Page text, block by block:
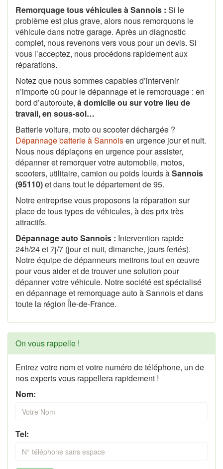
Remorquage tous véhicules à Sannois : Si le
problème est plus grave, alors nous remorquons le
véhicule dans notre garage. Après un diagnostic
complet, nous revenons vers vous pour un devis. Si
vous l’acceptez, nous procédons rapidement aux
réparations.
Notez que nous sommes capables d’intervenir
n’importe où pour le dépannage et le remorquage : en
bord d’autoroute, à domicile ou sur votre lieu de
travail, en sous-sol…
Batterie voiture, moto ou scooter déchargée ?
Dépannage batterie à Sannoisen urgence jour et nuit.
Nous nous déplaçons en urgence pour assister,
dépanner et remorquer votre automobile, motos,
scooters, utilitaire, camion ou poids lourds àSannois
(95110)et dans tout le département de 95.
Notre entreprise vous proposons la réparation sur
place de tous types de véhicules, à des prix très
attractifs.
Dépannage auto Sannois : Intervention rapide
24h/24 et 7j/7 (jour et nuit, dimanche, jours feriés).
Notre équipe de dépanneurs mettrons tout en œuvre
pour vous aider et de trouver une solution pour
dépanner votre véhicule. Notre société est spécialisé
en dépannage et remorquage auto à Sannois et dans
toute la région Île-de-France.
On vous rappelle !
Entrez votre nom et votre numéro de téléphone, un de
nos experts vous rappellera rapidement !
Nom:
Tel: